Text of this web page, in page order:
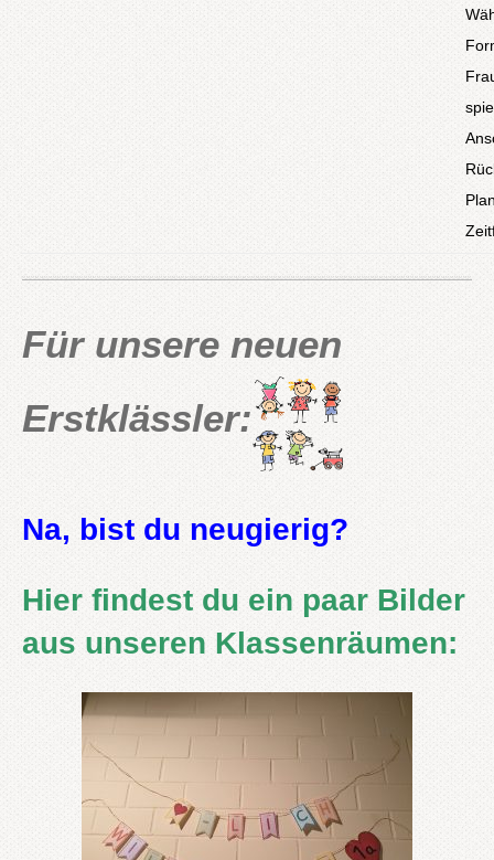
Für unsere neuen
Erstklässler:
Na, bist du neugierig?
Hier findest du ein paar Bilder
aus unseren Klassenräumen: